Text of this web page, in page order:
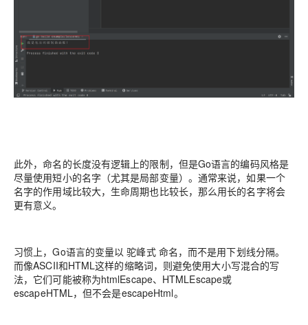
此外，命名的长度没有逻辑上的限制，但是Go语言的编码风格是
尽量使用短小的名字（尤其是局部变量）。通常来说，如果一个
名字的作用域比较大，生命周期也比较长，那么用长的名字将会
更有意义。
习惯上，Go语言的变量以 驼峰式 命名，而不是用下划线分隔。
而像ASCII和HTML这样的缩略词，则避免使用大小写混合的写
法，它们可能被称为htmlEscape、HTMLEscape或
escapeHTML，但不会是escapeHtml。